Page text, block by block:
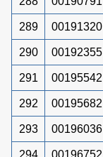
289 00191320
290 00192355
291 00195542
292 00195682
293 00196036
294 00196752